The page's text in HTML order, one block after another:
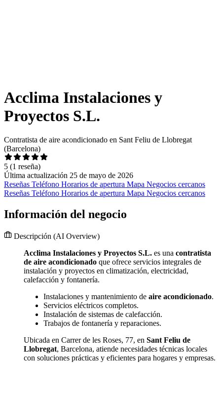
Acclima Instalaciones y
Proyectos S.L.
Contratista de aire acondicionado en Sant Feliu de Llobregat
(Barcelona)
5 (1 reseña)
Última actualización 25 de mayo de 2026
Reseñas Teléfono Horarios de apertura Mapa Negocios cercanos
Reseñas Teléfono Horarios de apertura Mapa Negocios cercanos
Información del negocio
Descripción (AI Overview)
Acclima Instalaciones y Proyectos S.L. es una contratista
de aire acondicionado que ofrece servicios integrales de
instalación y proyectos en climatización, electricidad,
calefacción y fontanería.
Instalaciones y mantenimiento de aire acondicionado.
Servicios eléctricos completos.
Instalación de sistemas de calefacción.
Trabajos de fontanería y reparaciones.
Ubicada en Carrer de les Roses, 77, en Sant Feliu de
Llobregat, Barcelona, atiende necesidades técnicas locales
con soluciones prácticas y eficientes para hogares y empresas.